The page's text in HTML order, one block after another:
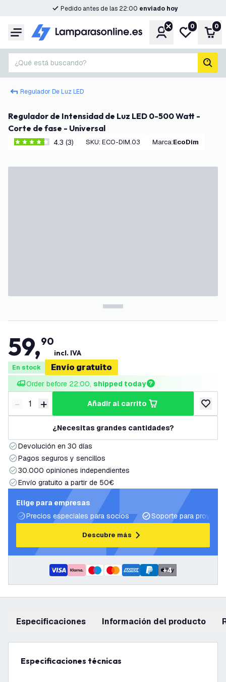
Pedido antes de las 22:00 enviado hoy
Menú CuentaMi lista de
0 0
¿Qué está buscando?
Regulador De Luz LED
Regulador de Intensidad de Luz LED 0-500 Watt -
Corte de fase - Universal
4.3 estrellas de puntuación
4.3 (3) SKU: ECO-DIM.03 Marca: EcoDim
59,90
incl. IVA
En stock Envío gratuito
Order before 22:00, shipped today
Disminuir cantidad
- Aumentar cantidad
+ añadir al carrito
añadir
¿Necesitas grandes cantidades?
Devolución en 30 días
Pagos seguros y sencillos
30.000 opiniones independientes
Envío gratuito a partir de 50€
Elige para empresas
Precios especiales para socios
Soporte para
Descubre más
+4
Especificaciones información del producto
Especificaciones técnicas